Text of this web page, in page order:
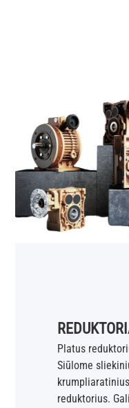
Platus
Siūlome
reduktorius.